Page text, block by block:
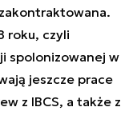
roku, czyli
spolonizowanej w
jeszcze prace
z IBCS, a także z